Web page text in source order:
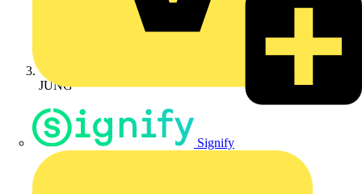
Signify
JUNG